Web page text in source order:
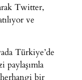
Twitter,
ve
Türkiye’de
bir